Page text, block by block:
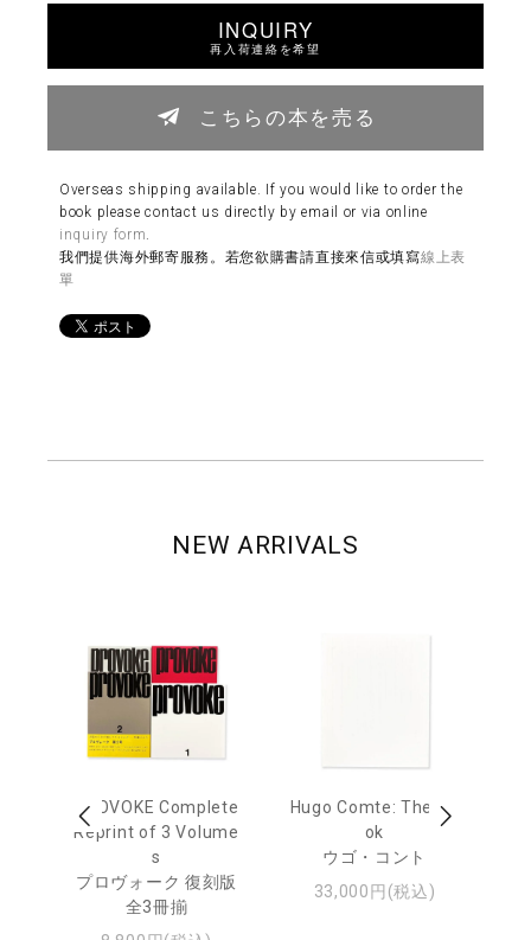
INQUIRY
再入荷連絡を希望
こちらの本を売る
Overseas shipping available. If you would like to order the
book please contact us directly by email or via online
inquiry form.
我們提供海外郵寄服務。若您欲購書請直接來信或填寫線上表
單
NEW ARRIVALS
PROVOKE Complete
Reprint of 3 Volume
s
プロヴォーク 復刻版
全3冊揃
Hugo Comte: The Bo
ok
ウゴ・コント
33,000円(税込)